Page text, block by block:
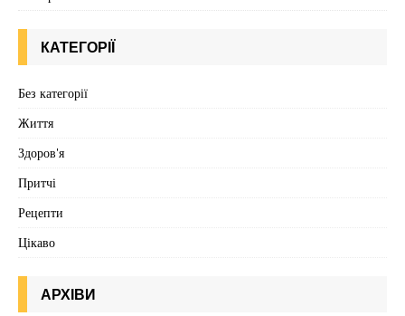
КАТЕГОРІЇ
Без категорії
Життя
Здоров'я
Притчі
Рецепти
Цікаво
АРХІВИ